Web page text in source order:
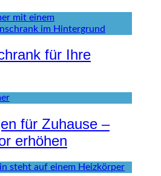
für Ihre
für Zuhause –
erhöhen